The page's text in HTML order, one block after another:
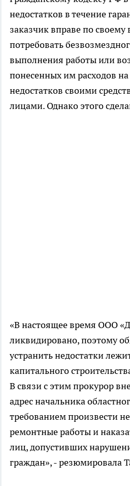
недостатков в течение
заказчик вправе по
потребовать
выполнения работы или
понесенных им расходов
недостатков своими
лицами. Однако этого
«В настоящее время ООО
ликвидировано, поэтому
устранить недостатки
капитального
В связи с этим прокурор
адрес начальника
требованием произвести
ремонтные работы и
лиц, допустивших
граждан», - резюмировала